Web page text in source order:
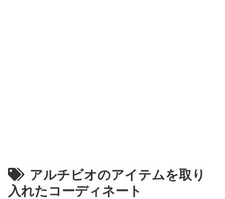
アルチビオのアイテムを取り
入れたコーディネート